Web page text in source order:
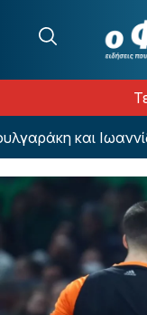
και Ιωαννίδη!